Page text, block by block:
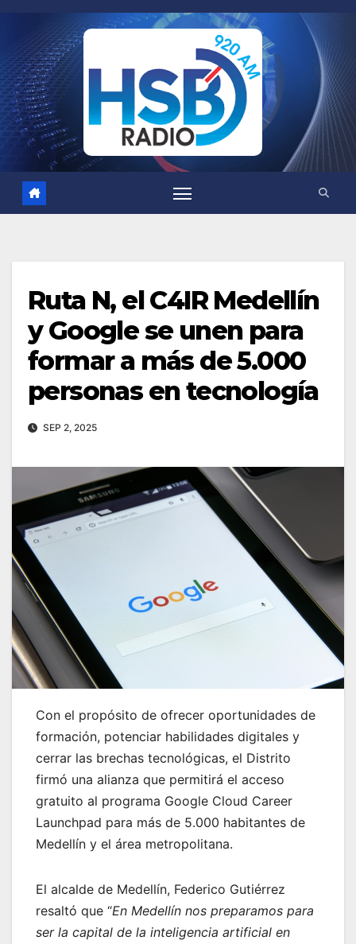
contenido
Ruta N, el C4IR Medellín
y Google se unen para
formar a más de 5.000
personas en tecnología
SEP 2, 2025
Con el propósito de ofrecer oportunidades de
formación, potenciar habilidades digitales y
cerrar las brechas tecnológicas, el Distrito
firmó una alianza que permitirá el acceso
gratuito al programa Google Cloud Career
Launchpad para más de 5.000 habitantes de
Medellín y el área metropolitana.
El alcalde de Medellín, Federico Gutiérrez
resaltó que “En Medellín nos preparamos para
ser la capital de la inteligencia artificial en